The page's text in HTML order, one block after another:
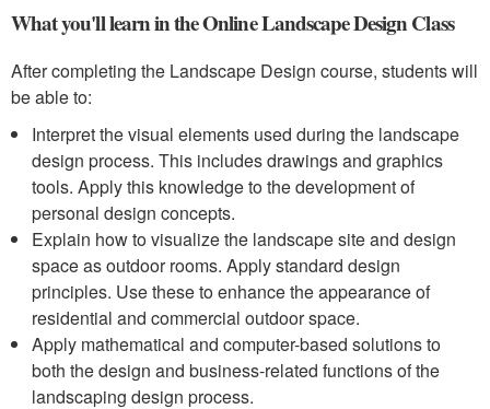
What you'll learn in the Online Landscape Design Class
After completing the Landscape Design course, students will
be able to:
Interpret the visual elements used during the landscape
design process. This includes drawings and graphics
tools. Apply this knowledge to the development of
personal design concepts.
Explain how to visualize the landscape site and design
space as outdoor rooms. Apply standard design
principles. Use these to enhance the appearance of
residential and commercial outdoor space.
Apply mathematical and computer-based solutions to
both the design and business-related functions of the
landscaping design process.